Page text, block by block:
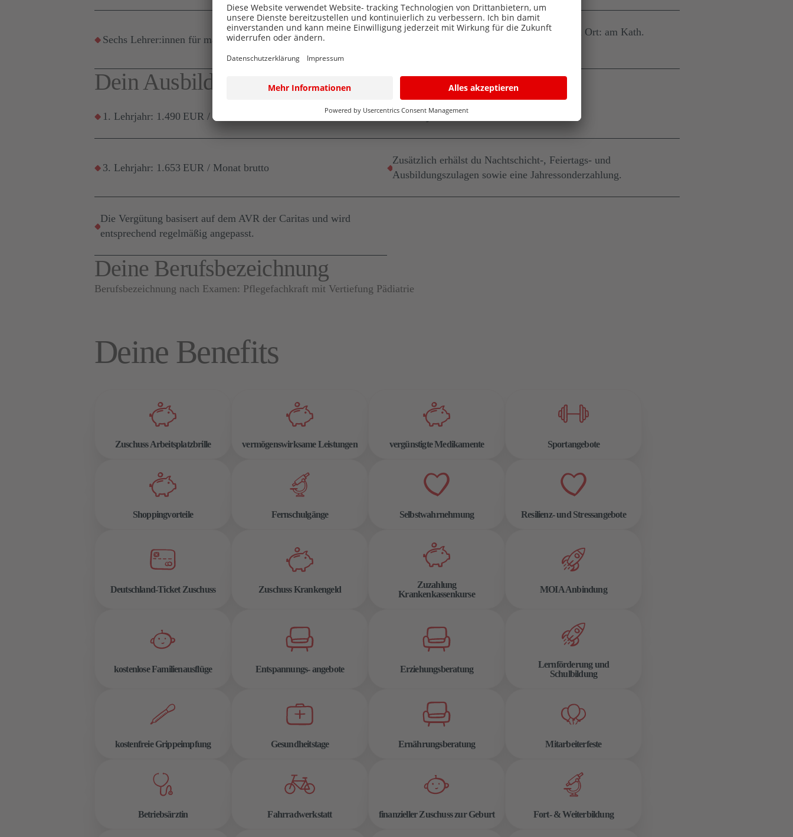
Sechs Lehrer:innen für maximal 90 Auszubildende
Schule und Ausbildungsstätte sind an einem Ort: am Kath.
Dein Ausbildungsgehalt
1. Lehrjahr: 1.490 EUR / Monat brutto 2. Lehrjahr: 1.552 EUR / Monat brutto
3. Lehrjahr: 1.653 EUR / Monat brutto
Zusätzlich erhälst du Nachtschicht-, Feiertags- und
Ausbildungszulagen sowie eine Jahressonderzahlung.
Die Vergütung basisert auf dem AVR der Caritas und wird
entsprechend regelmäßig angepasst.
Deine Berufsbezeichnung
Berufsbezeichnung nach Examen: Pflegefachkraft mit Vertiefung Pädiatrie
Deine Benefits
Zuschuss Arbeitsplatzbrille vermögenswirksame Leistungen vergünstigte Medikamente Sportangebote
Shoppingvorteile Fernschulgänge Selbstwahrnehmung Resilienz- und Stressangebote
Deutschland-Ticket Zuschuss Zuschuss Krankengeld
Zuzahlung
Krankenkassenkurse
MOIA Anbindung
kostenlose Familienausflüge Entspannungs- angebote Erziehungsberatung
Lernförderung und
Schulbildung
kostenfreie Grippeimpfung Gesundheitstage Ernährungsberatung Mitarbeiterfeste
Betriebsärztin Fahrradwerkstatt finanzieller Zuschuss zur Geburt Fort- & Weiterbildung